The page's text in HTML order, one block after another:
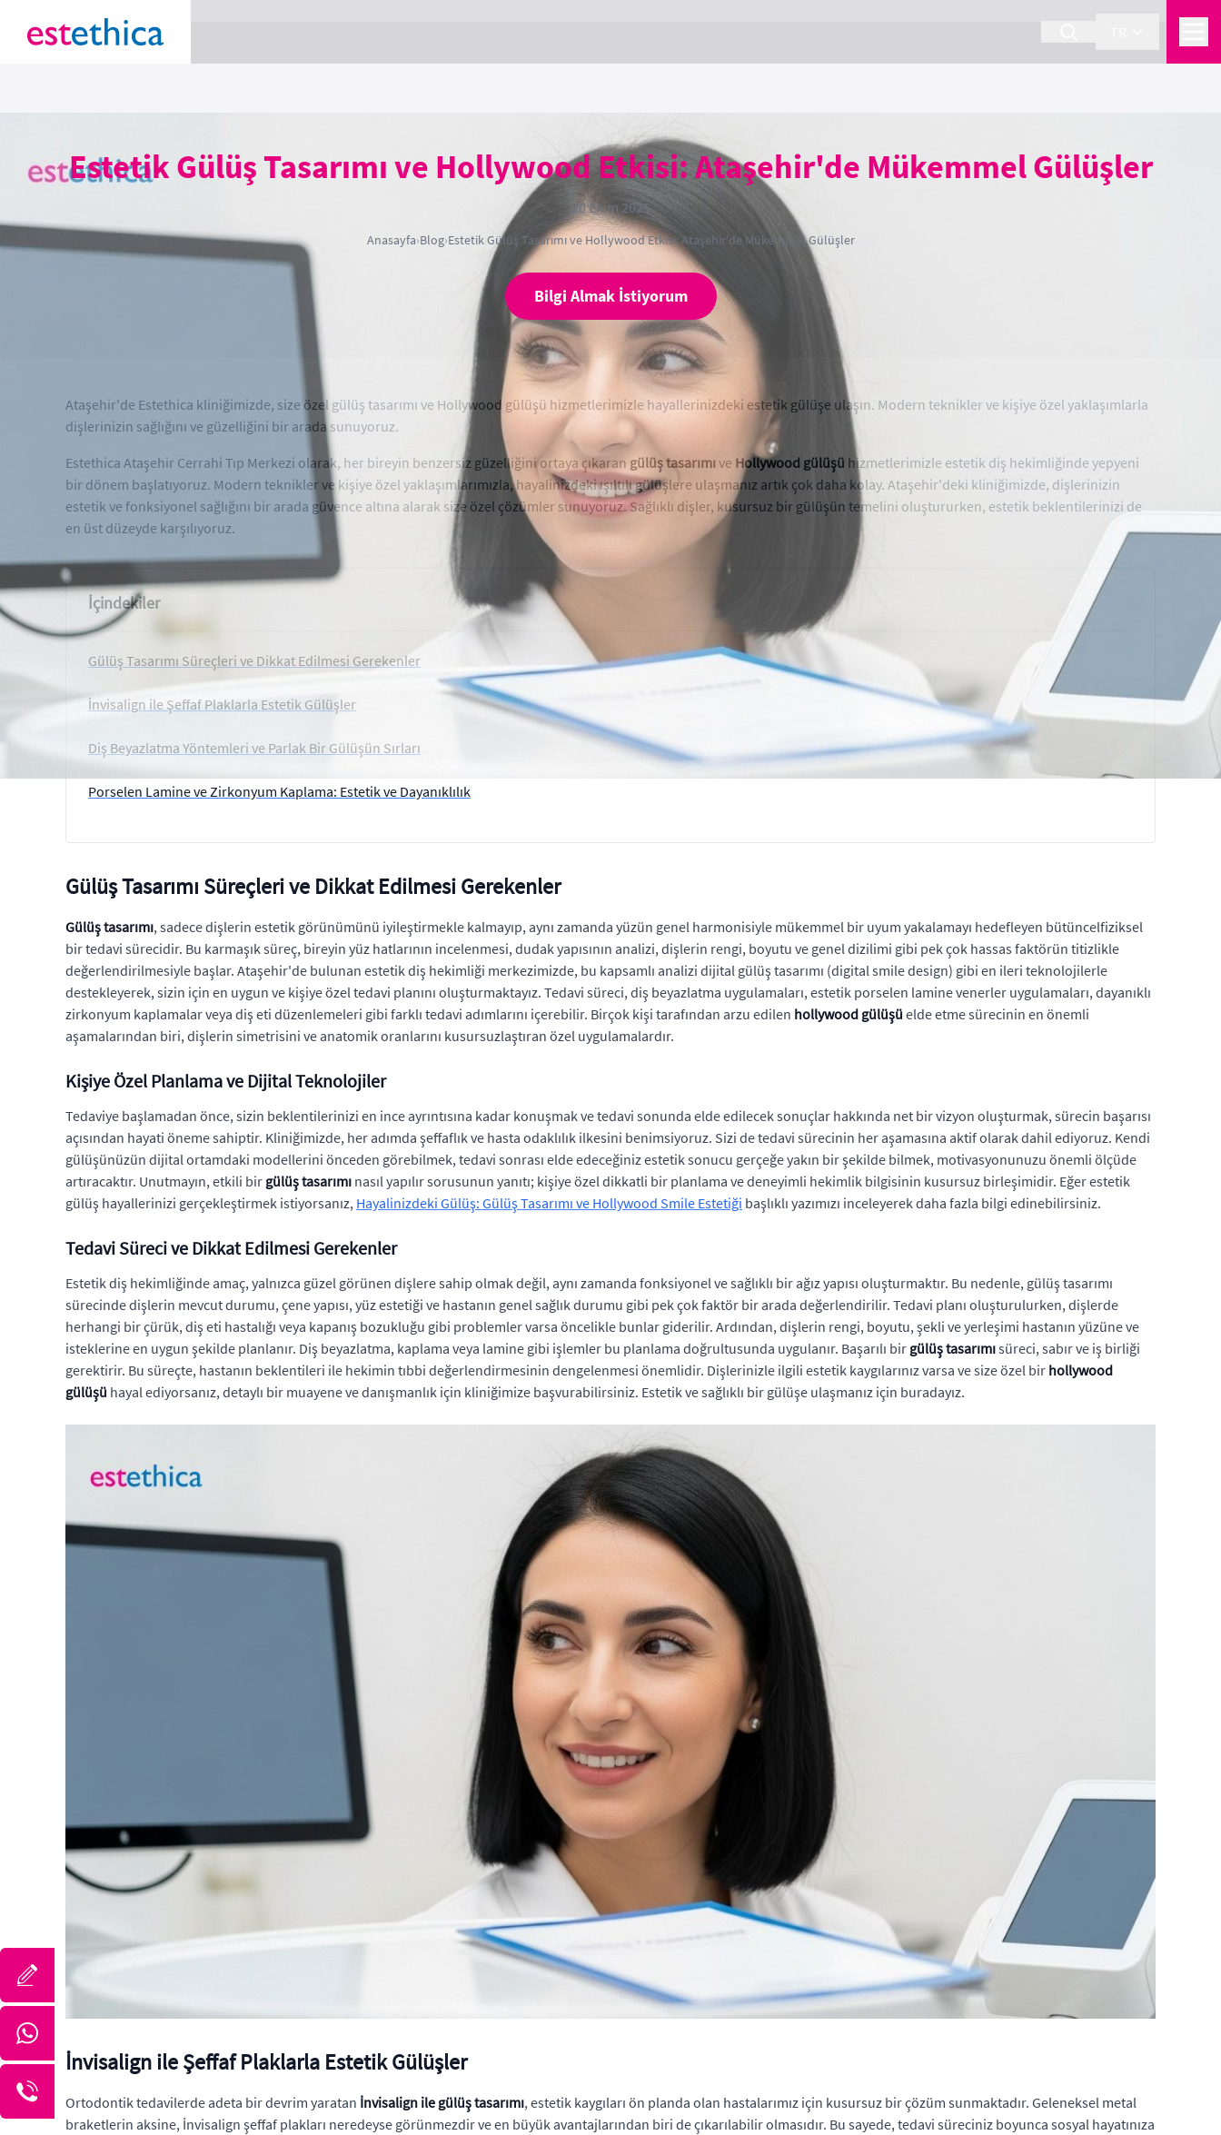
Estetik Gülüş Tasarımı ve Hollywood Etkisi: Ataşehir'de Mükemmel Gülüşler
20 Ekim 2025
Anasayfa›Blog›Estetik Gülüş Tasarımı ve Hollywood Etkisi: Ataşehir'de Mükemmel Gülüşler
Bilgi Almak İstiyorum
Ataşehir'de Estethica kliniğimizde, size özel gülüş tasarımı ve Hollywood gülüşü hizmetlerimizle hayallerinizdeki estetik gülüşe ulaşın. Modern teknikler ve kişiye özel yaklaşımlarla
dişlerinizin sağlığını ve güzelliğini bir arada sunuyoruz.
Estethica Ataşehir Cerrahi Tıp Merkezi olarak, her bireyin benzersiz güzelliğini ortaya çıkarangülüş tasarımıve Hollywood gülüşü hizmetlerimizle estetik diş hekimliğinde yepyeni
bir dönem başlatıyoruz. Modern teknikler ve kişiye özel yaklaşımlarımızla, hayalinizdeki ışıltılı gülüşlere ulaşmanız artık çok daha kolay. Ataşehir'deki kliniğimizde, dişlerinizin
estetik ve fonksiyonel sağlığını bir arada güvence altına alarak size özel çözümler sunuyoruz. Sağlıklı dişler, kusursuz bir gülüşün temelini oluştururken, estetik beklentilerinizi de
en üst düzeyde karşılıyoruz.
İçindekiler
Gülüş Tasarımı Süreçleri ve Dikkat Edilmesi Gerekenler
İnvisalign ile Şeffaf Plaklarla Estetik Gülüşler
Diş Beyazlatma Yöntemleri ve Parlak Bir Gülüşün Sırları
Porselen Lamine ve Zirkonyum Kaplama: Estetik ve Dayanıklılık
Gülüş Tasarımı Süreçleri ve Dikkat Edilmesi Gerekenler
Gülüş tasarımı, sadece dişlerin estetik görünümünü iyileştirmekle kalmayıp, aynı zamanda yüzün genel harmonisiyle mükemmel bir uyum yakalamayı hedefleyen bütüncelfiziksel
bir tedavi sürecidir. Bu karmaşık süreç, bireyin yüz hatlarının incelenmesi, dudak yapısının analizi, dişlerin rengi, boyutu ve genel dizilimi gibi pek çok hassas faktörün titizlikle
değerlendirilmesiyle başlar. Ataşehir'de bulunan estetik diş hekimliği merkezimizde, bu kapsamlı analizi dijital gülüş tasarımı (digital smile design) gibi en ileri teknolojilerle
destekleyerek, sizin için en uygun ve kişiye özel tedavi planını oluşturmaktayız. Tedavi süreci, diş beyazlatma uygulamaları, estetik porselen lamine venerler uygulamaları, dayanıklı
zirkonyum kaplamalar veya diş eti düzenlemeleri gibi farklı tedavi adımlarını içerebilir. Birçok kişi tarafından arzu edilen hollywood gülüşü elde etme sürecinin en önemli
aşamalarından biri, dişlerin simetrisini ve anatomik oranlarını kusursuzlaştıran özel uygulamalardır.
Kişiye Özel Planlama ve Dijital Teknolojiler
Tedaviye başlamadan önce, sizin beklentilerinizi en ince ayrıntısına kadar konuşmak ve tedavi sonunda elde edilecek sonuçlar hakkında net bir vizyon oluşturmak, sürecin başarısı
açısından hayati öneme sahiptir. Kliniğimizde, her adımda şeffaflık ve hasta odaklılık ilkesini benimsiyoruz. Sizi de tedavi sürecinin her aşamasına aktif olarak dahil ediyoruz. Kendi
gülüşünüzün dijital ortamdaki modellerini önceden görebilmek, tedavi sonrası elde edeceğiniz estetik sonucu gerçeğe yakın bir şekilde bilmek, motivasyonunuzu önemli ölçüde
artıracaktır. Unutmayın, etkili bir gülüş tasarımı nasıl yapılır sorusunun yanıtı; kişiye özel dikkatli bir planlama ve deneyimli hekimlik bilgisinin kusursuz birleşimidir. Eğer estetik
gülüş hayallerinizi gerçekleştirmek istiyorsanız, Hayalinizdeki Gülüş: Gülüş Tasarımı ve Hollywood Smile Estetiği başlıklı yazımızı inceleyerek daha fazla bilgi edinebilirsiniz.
Tedavi Süreci ve Dikkat Edilmesi Gerekenler
Estetik diş hekimliğinde amaç, yalnızca güzel görünen dişlere sahip olmak değil, aynı zamanda fonksiyonel ve sağlıklı bir ağız yapısı oluşturmaktır. Bu nedenle, gülüş tasarımı
sürecinde dişlerin mevcut durumu, çene yapısı, yüz estetiği ve hastanın genel sağlık durumu gibi pek çok faktör bir arada değerlendirilir. Tedavi planı oluşturulurken, dişlerde
herhangi bir çürük, diş eti hastalığı veya kapanış bozukluğu gibi problemler varsa öncelikle bunlar giderilir. Ardından, dişlerin rengi, boyutu, şekli ve yerleşimi hastanın yüzüne ve
isteklerine en uygun şekilde planlanır. Diş beyazlatma, kaplama veya lamine gibi işlemler bu planlama doğrultusunda uygulanır. Başarılı bir gülüş tasarımısüreci, sabır ve iş birliği
gerektirir. Bu süreçte, hastanın beklentileri ile hekimin tıbbi değerlendirmesinin dengelenmesi önemlidir. Dişlerinizle ilgili estetik kaygılarınız varsa ve size özel bir hollywood
gülüşü hayal ediyorsanız, detaylı bir muayene ve danışmanlık için kliniğimize başvurabilirsiniz. Estetik ve sağlıklı bir gülüşe ulaşmanız için buradayız.
İnvisalign ile Şeffaf Plaklarla Estetik Gülüşler
Ortodontik tedavilerde adeta bir devrim yaratan İnvisalign ile gülüş tasarımı, estetik kaygıları ön planda olan hastalarımız için kusursuz bir çözüm sunmaktadır. Geleneksel metal
braketlerin aksine, İnvisalign şeffaf plakları neredeyse görünmezdir ve en büyük avantajlarından biri de çıkarılabilir olmasıdır. Bu sayede, tedavi süreciniz boyunca sosyal hayatınıza